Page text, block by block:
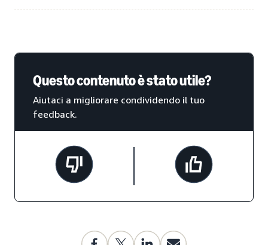
Questo contenuto è stato utile?
Aiutaci a migliorare condividendo il tuo
feedback.